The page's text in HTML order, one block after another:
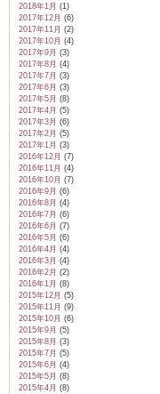
2018年1月 (1)
2017年12月 (6)
2017年11月 (2)
2017年10月 (4)
2017年9月 (3)
2017年8月 (4)
2017年7月 (3)
2017年6月 (3)
2017年5月 (8)
2017年4月 (5)
2017年3月 (6)
2017年2月 (5)
2017年1月 (3)
2016年12月 (7)
2016年11月 (4)
2016年10月 (7)
2016年9月 (6)
2016年8月 (4)
2016年7月 (6)
2016年6月 (7)
2016年5月 (6)
2016年4月 (4)
2016年3月 (4)
2016年2月 (2)
2016年1月 (8)
2015年12月 (5)
2015年11月 (9)
2015年10月 (6)
2015年9月 (5)
2015年8月 (3)
2015年7月 (5)
2015年6月 (4)
2015年5月 (8)
2015年4月 (8)